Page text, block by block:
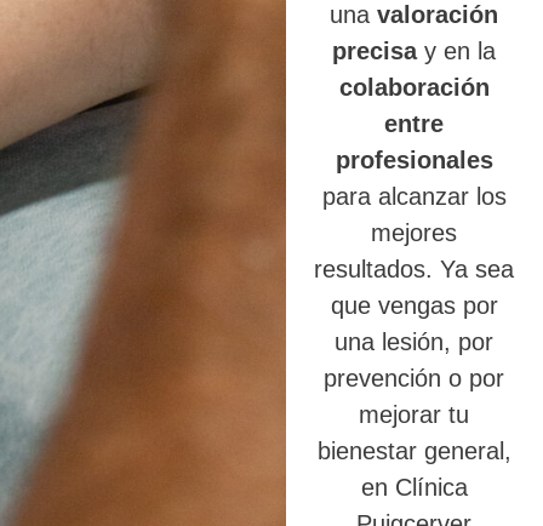
unavaloración
precisay en la
colaboración
entre
profesionales
para alcanzar los
mejores
resultados. Ya sea
que vengas por
una lesión, por
prevención o por
mejorar tu
bienestar general,
en Clínica